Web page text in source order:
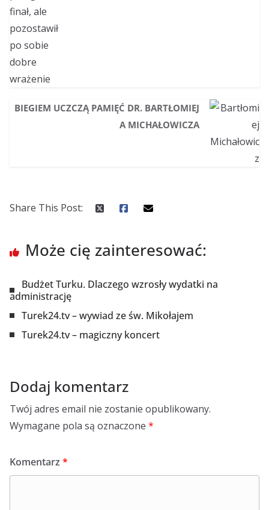
BIEGIEM UCZCZĄ PAMIĘĆ DR. BARTŁOMIEJ
A MICHAŁOWICZA
Share This Post:
Może cię zainteresować:
Budżet Turku. Dlaczego wzrosły wydatki na
administrację
Turek24.tv – wywiad ze św. Mikołajem
Turek24.tv – magiczny koncert
Dodaj komentarz
Twój adres email nie zostanie opublikowany.
Wymagane pola są oznaczone *
Komentarz *